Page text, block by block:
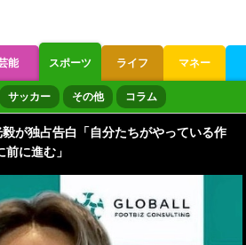
能 スポーツ ライフ マネー
ートレース
サッカー その他 コラム
が独占告白「自分たちがやっている作
に進む」